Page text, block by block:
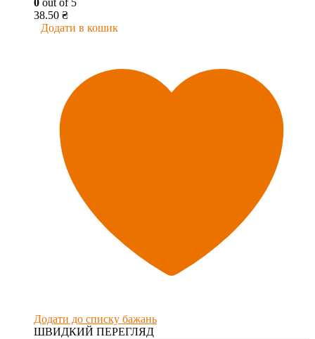
0 out of 5
38.50 ₴
Додати в кошик
Додати до списку бажань
ШВИДКИЙ ПЕРЕГЛЯД